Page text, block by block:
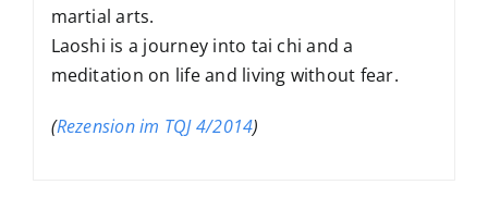
martial arts.
Laoshi is a journey into tai chi and a
meditation on life and living without fear.
(Rezension im TQJ 4/2014)